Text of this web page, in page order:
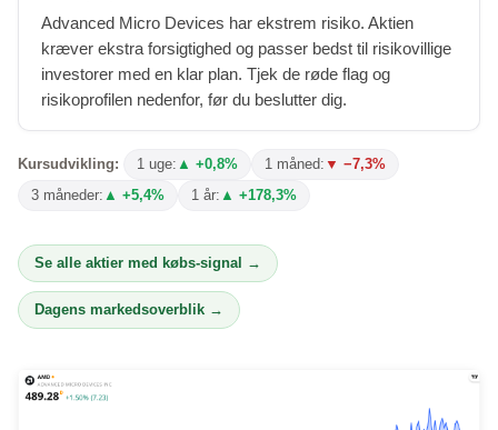
Advanced Micro Devices har ekstrem risiko. Aktien
kræver ekstra forsigtighed og passer bedst til risikovillige
investorer med en klar plan. Tjek de røde flag og
risikoprofilen nedenfor, før du beslutter dig.
Kursudvikling: 1 uge: ▲ +0,8% 1 måned: ▼ −7,3%
3 måneder: ▲ +5,4% 1 år: ▲ +178,3%
Se alle aktier med købs-signal →
Dagens markedsoverblik →